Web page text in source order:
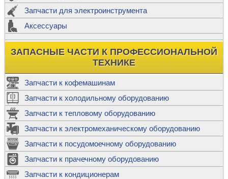
Запчасти для электроинструмента
Аксессуары
ЗАПАСНЫЕ ЧАСТИ К ПРОФЕССИОНАЛЬНОЙ
ТЕХНИКЕ
Запчасти к кофемашинам
Запчасти к холодильному оборудованию
Запчасти к тепловому оборудованию
Запчасти к электромеханическому оборудованию
Запчасти к посудомоечному оборудованию
Запчасти к прачечному оборудованию
Запчасти к кондиционерам